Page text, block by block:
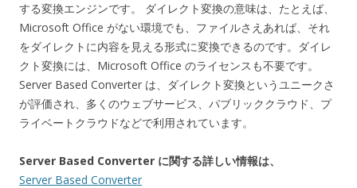
する変換エンジンです。 ダイレクト変換の意味は、たとえば、
Microsoft Office がない環境でも、ファイルさえあれば、それ
をダイレクトに内容を見える形式に変換できるのです。ダイレ
クト変換には、Microsoft Office のライセンスも不要です。
Server Based Converter は、ダイレクト変換というユニークさ
が評価され、多くのウェブサービス、パブリッククラウド、プ
ライベートクラウドなどで利用されています。
Server Based Converter に関する詳しい情報は、
Server Based Converter